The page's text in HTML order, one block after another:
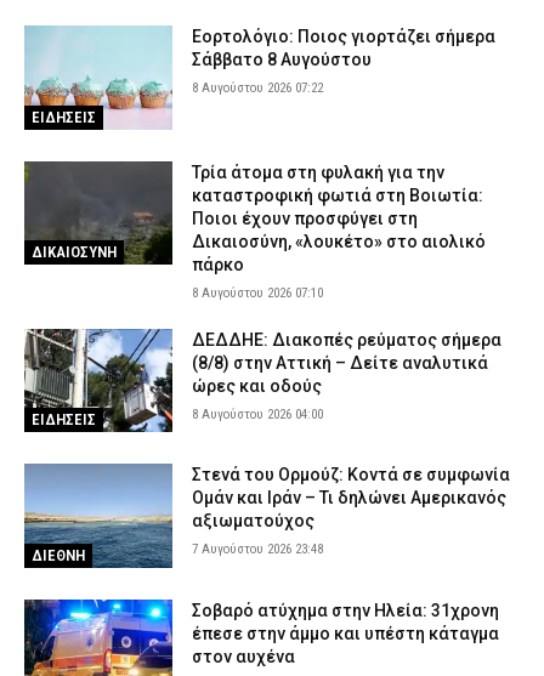
ΕΙΔΗΣΕΙΣ
Εορτολόγιο: Ποιος γιορτάζει σήμερα
Σάββατο 8 Αυγούστου
8 Αυγούστου 2026 07:22
ΔΙΚΑΙΟΣΥΝΗ
Τρία άτομα στη φυλακή για την
καταστροφική φωτιά στη Βοιωτία:
Ποιοι έχουν προσφύγει στη
Δικαιοσύνη, «λουκέτο» στο αιολικό
πάρκο
8 Αυγούστου 2026 07:10
ΕΙΔΗΣΕΙΣ
ΔΕΔΔΗΕ: Διακοπές ρεύματος σήμερα
(8/8) στην Αττική – Δείτε αναλυτικά
ώρες και οδούς
8 Αυγούστου 2026 04:00
ΔΙΕΘΝΗ
Στενά του Ορμούζ: Κοντά σε συμφωνία
Ομάν και Ιράν – Τι δηλώνει Αμερικανός
αξιωματούχος
7 Αυγούστου 2026 23:48
Σοβαρό ατύχημα στην Ηλεία: 31χρονη
έπεσε στην άμμο και υπέστη κάταγμα
στον αυχένα